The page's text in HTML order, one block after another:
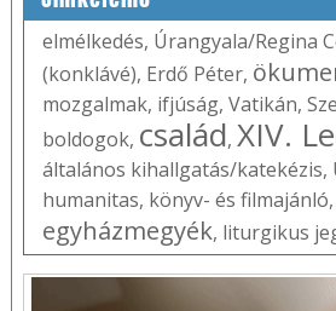
elmélkedés, Úrangyala/Regina
(konklávé), Erdő Péter,
mozgalmak, ifjúság, Vatikán,
boldogok, család, XIV.
általános kihallgatás/katekézis,
humanitas, könyv- és filmajánló,
egyházmegyék, liturgikus